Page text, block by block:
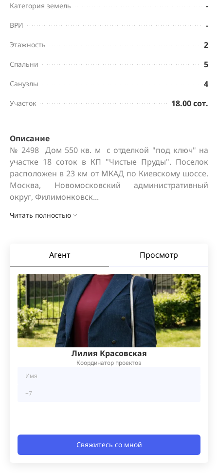
Категория земель -
ВРИ -
Этажность 2
Спальни 5
Санузлы 4
Участок 18.00 сот.
Описание
№ 2498  Дом 550 кв. м  с отделкой "под ключ" на
участке 18 соток в КП "Чистые Пруды". Поселок
расположен в 23 км от МКАД по Киевскому шоссе.
Москва, Новомосковский административный
округ, Филимонковск...
Читать полностью
Агент Просмотр
Лилия Красовская
Координатор проектов
Свяжитесь со мной